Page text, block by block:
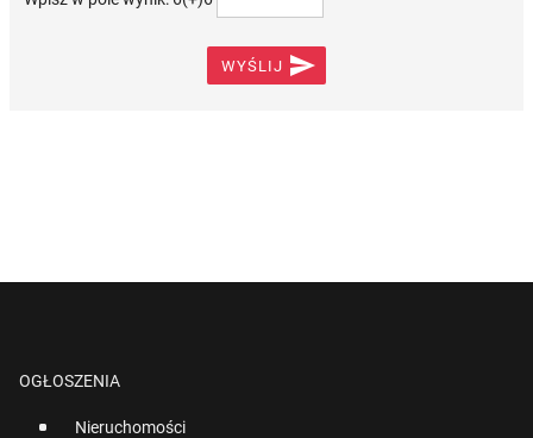
WYŚLIJ 
OGŁOSZENIA
Nieruchomości